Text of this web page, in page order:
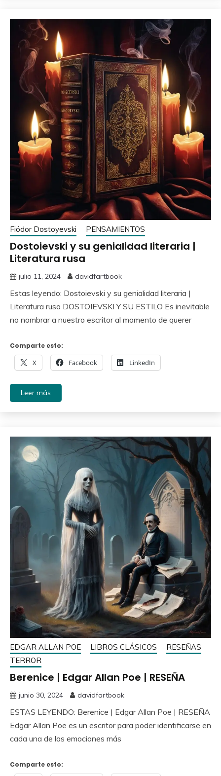
Fiódor Dostoyevski PENSAMIENTOS
Dostoievski y su genialidad literaria |
Literatura rusa
julio 11, 2024 davidfartbook
Estas leyendo: Dostoievski y su genialidad literaria |
Literatura rusa DOSTOIEVSKI Y SU ESTILO Es inevitable
no nombrar a nuestro escritor al momento de querer
Comparte esto:
X Facebook LinkedIn
Leer más
EDGAR ALLAN POE LIBROS CLÁSICOS
RESEÑAS
TERROR
Berenice | Edgar Allan Poe | RESEÑA
junio 30, 2024 davidfartbook
ESTAS LEYENDO: Berenice | Edgar Allan Poe | RESEÑA
Edgar Allan Poe es un escritor para poder identificarse en
cada una de las emociones más
Comparte esto: